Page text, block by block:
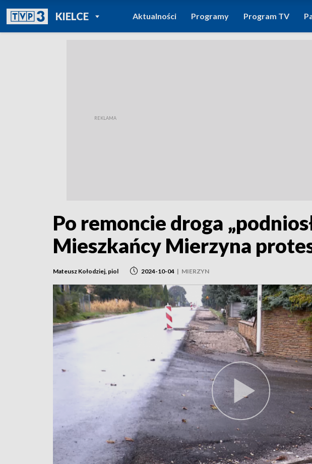
KIELCEPOWRÓT DO
TVP REGIONY
Aktualności Programy Program TV
Po remoncie droga
Mieszkańcy Mierzyna
Mateusz Kołodziej, piol 2024-10-04 | MIERZYN